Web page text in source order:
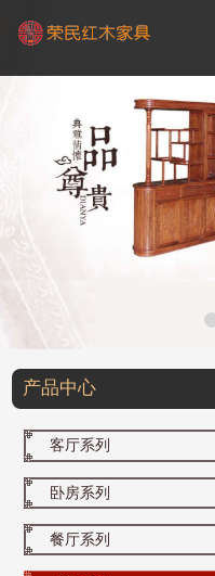
产品中心
客厅系列
卧房系列
餐厅系列